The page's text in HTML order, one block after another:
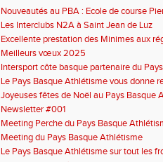
Nouveautés au PBA : Ecole de course
Les Interclubs N2A à Saint Jean de Luz
Excellente prestation des Minimes aux
Meilleurs vœux 2025
Intersport côte basque partenaire du
Le Pays Basque Athlétisme vous donne
Joyeuses fêtes de Noël au Pays Basque
Newsletter #001
Meeting Perche du Pays Basque
Meeting du Pays Basque Athlétisme
Le Pays Basque Athlétisme sur tout les